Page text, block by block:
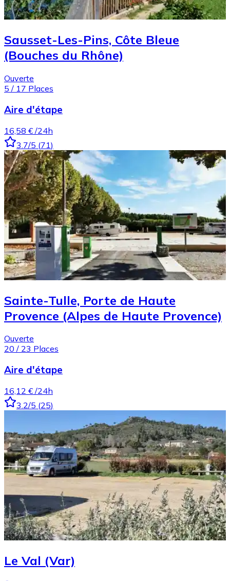
Sausset-Les-Pins, Côte Bleue
(Bouches du Rhône)
Ouverte
5 / 17 Places
Aire d'étape
16,58 € /24h
3.7/5 (71)
Sainte-Tulle, Porte de Haute
Provence (Alpes de Haute Provence)
Ouverte
20 / 23 Places
Aire d'étape
16,12 € /24h
3.2/5 (25)
Le Val (Var)